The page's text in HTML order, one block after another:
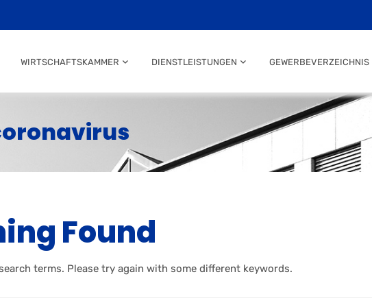
WIRTSCHAFTSKAMMER DIENSTLEISTUNGEN GEWERBEVERZEICHNIS
Found
terms. Please try again with some different keywords.